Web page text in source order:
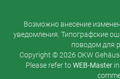
Возможно внесение
уведомления. Типографские
поводом для
Copyright © 2026 OKW
Please refer toWEB-Master